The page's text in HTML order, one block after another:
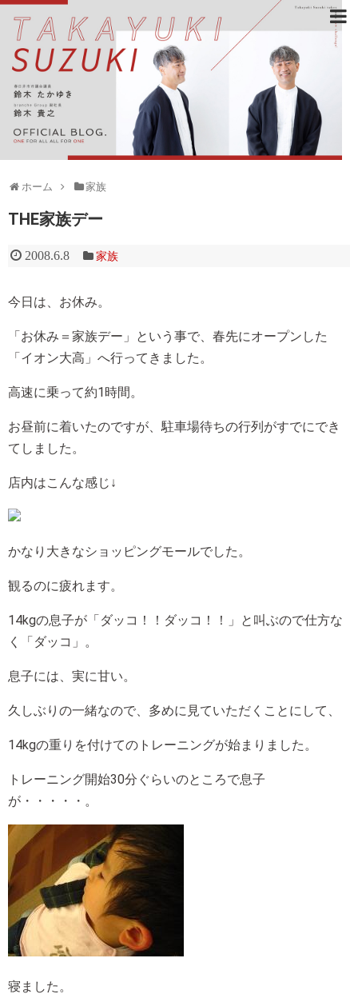
ホーム 家族
THE家族デー
2008.6.8 家族
今日は、お休み。
「お休み＝家族デー」という事で、春先にオープンした
「イオン大高」へ行ってきました。
高速に乗って約1時間。
お昼前に着いたのですが、駐車場待ちの行列がすでにでき
てしました。
店内はこんな感じ↓
かなり大きなショッピングモールでした。
観るのに疲れます。
14kgの息子が「ダッコ！！ダッコ！！」と叫ぶので仕方な
く「ダッコ」。
息子には、実に甘い。
久しぶりの一緒なので、多めに見ていただくことにして、
14kgの重りを付けてのトレーニングが始まりました。
トレーニング開始30分ぐらいのところで息子
が・・・・・。
寝ました。